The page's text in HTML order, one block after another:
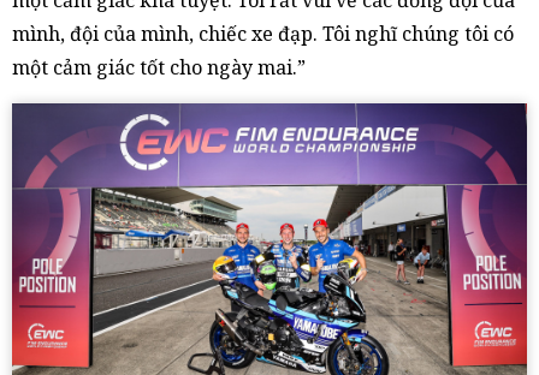
mình, đội của mình, chiếc xe đạp. Tôi nghĩ chúng tôi có
một cảm giác tốt cho ngày mai.”